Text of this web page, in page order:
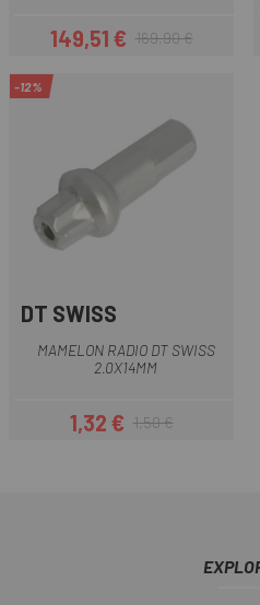
Prix
149,51 €Prix habituel
169,90 €
-12%
DT SWISS
MAMELON RADIO DT SWISS
2.0X14MM
Prix
1,32 €Prix habituel
1,50 €